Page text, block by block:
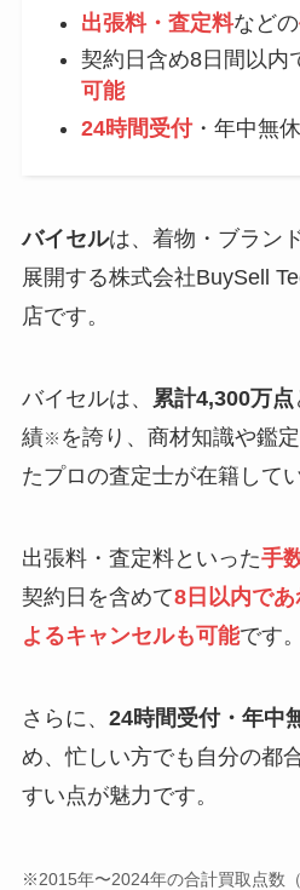
出張料・査定料などの
契約日含め8日間以内
可能
24時間受付・年中無休
バイセルは、着物・ブラン
展開する株式会社BuySell
店です。
バイセルは、 累計4,300万点
績※ を誇り、商材知識や鑑
たプロの査定士が在籍して
出張料・査定料といった手
契約日を含めて8日以内で
よるキャンセルも可能です。
さらに、 24時間受付・年中
め、忙しい方でも自分の都
すい点が魅力です。
※2015年〜2024年の合計買取点数（